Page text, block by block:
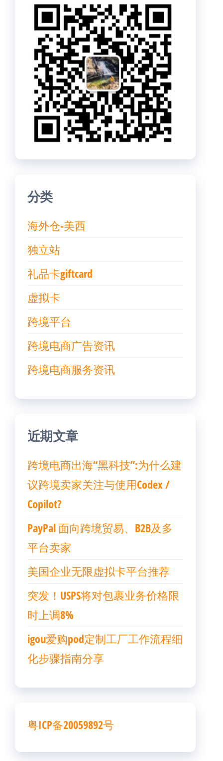
分类
海外仓-美西
独立站
礼品卡giftcard
虚拟卡
跨境平台
跨境电商广告资讯
跨境电商服务资讯
近期文章
跨境电商出海“黑科技”:为什么建
议跨境卖家关注与使用Codex /
Copilot?
PayPal 面向跨境贸易、B2B及多
平台卖家
美国企业无限虚拟卡平台推荐
突发！USPS将对包裹业务价格限
时上调8%
igou爱购pod定制工厂工作流程细
化步骤指南分享
粤ICP备20059892号